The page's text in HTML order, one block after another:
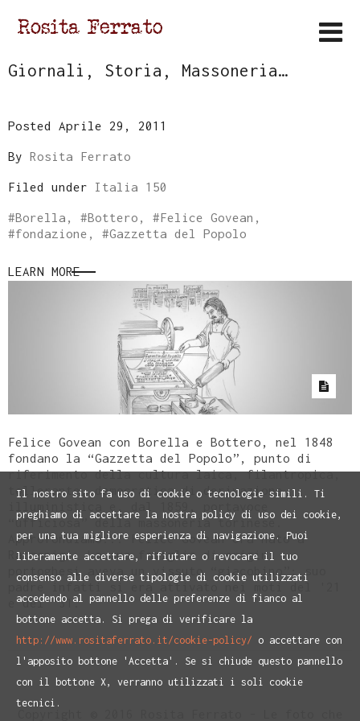
Giornali, Storia, Massoneria…
Posted Aprile 29, 2011
By Rosita Ferrato
Filed under Italia 150
#Borella , #Bottero , #Felice Govean ,
#fondazione , #Gazzetta del Popolo
LEARN MORE
Felice Govean con Borella e Bottero, nel 1848
fondano la “Gazzetta del Popolo”, punto di
riferimento della cultura laica, filantropica,
tollerante, democratica di derivazione
“ufficiosa” della massoneria torinese.
Approfondiamo... Felice Govean era nato a
Racconigi. La sua famiglia di origini
portoghesi aveva un vissuto “giacobino”: suo
padre infatti si era attivato nei moti del '21
e del '31.
Il nostro sito fa uso di cookie o tecnologie simili. Ti
preghiamo di accettare la nostra policy di uso dei cookie,
per una tua migliore esperienza di navigazione. Puoi
liberamente accettare, rifiutare o revocare il tuo
consenso alle diverse tipologie di cookie utilizzati
accedendo al pannello delle preferenze di fianco al
bottone accetta. Si prega di verificare la
http://www.rositaferrato.it/cookie-policy/ o accettare con
l'apposito bottone 'Accetta'. Se si chiude questo pannello
con il bottone X, verranno utilizzati i soli cookie
tecnici.